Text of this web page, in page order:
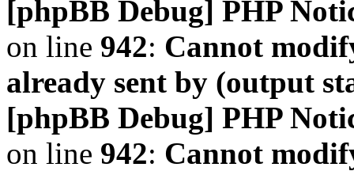
[phpBB Debug] PHP
on line 942: Cannot
already sent by (output
[phpBB Debug] PHP
on line 942: Cannot